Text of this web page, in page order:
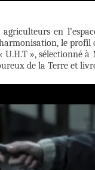
en
le profil
», sélectionné
de la Terre et